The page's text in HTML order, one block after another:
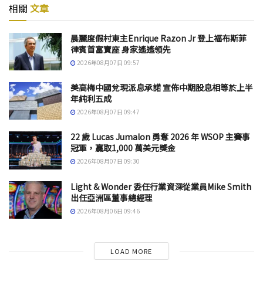
相關 文章
晨麗度假村東主Enrique Razon Jr 登上福布斯菲
律賓首富寶座 身家遙遙領先
2026年08月07日 09:57
美高梅中國兌現派息承諾 宣佈中期股息相等於上半
年純利五成
2026年08月07日 09:47
22 歲 Lucas Jumalon 勇奪 2026 年 WSOP 主賽事
冠軍，贏取1,000 萬美元獎金
2026年08月07日 09:30
Light & Wonder 委任行業資深從業員Mike Smith
出任亞洲區董事總經理
2026年08月06日 09:46
LOAD MORE